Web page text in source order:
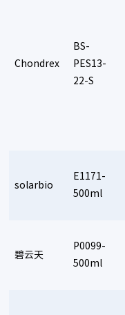
Chondrex
BS-
PES13-
22-S
solarbio
E1171-
500ml
碧云天
P0099-
500ml